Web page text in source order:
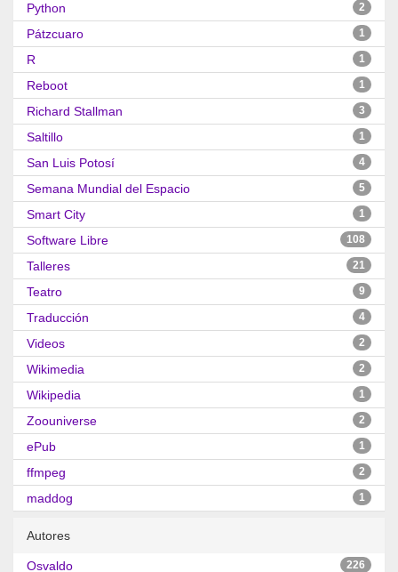
Python 2
Pátzcuaro 1
R 1
Reboot 1
Richard Stallman 3
Saltillo 1
San Luis Potosí 4
Semana Mundial del Espacio 5
Smart City 1
Software Libre 108
Talleres 21
Teatro 9
Traducción 4
Videos 2
Wikimedia 2
Wikipedia 1
Zoouniverse 2
ePub 1
ffmpeg 2
maddog 1
Autores
Osvaldo 226